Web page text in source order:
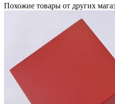
Похожие товары от других